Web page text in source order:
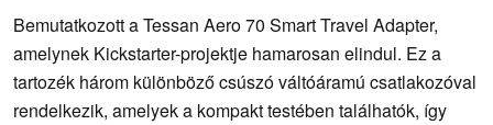
Bemutatkozott a Tessan Aero 70 Smart Travel Adapter,
amelynek Kickstarter-projektje hamarosan elindul. Ez a
tartozék három különböző csúszó váltóáramú csatlakozóval
rendelkezik, amelyek a kompakt testében találhatók, így